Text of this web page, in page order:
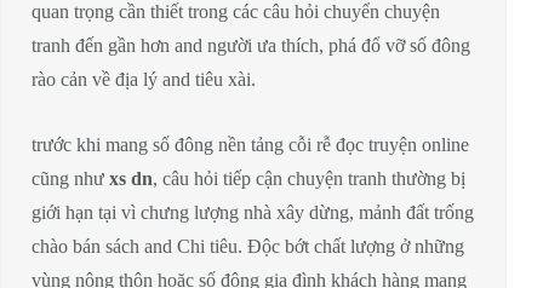
quan trọng cần thiết trong các câu hỏi chuyển chuyện
tranh đến gần hơn and người ưa thích, phá đổ vỡ số đông
rào cản về địa lý and tiêu xài.
trước khi mang số đông nền tảng cỗi rễ đọc truyện online
cũng như xs dn, câu hỏi tiếp cận chuyện tranh thường bị
giới hạn tại vì chưng lượng nhà xây dừng, mảnh đất trống
chào bán sách and Chi tiêu. Độc bớt chất lượng ở những
vùng nông thôn hoặc số đông gia đình khách hàng mang